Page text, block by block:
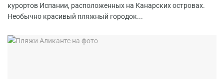
курортов Испании, расположенных на Канарских островах.
Необычно красивый пляжный городок...